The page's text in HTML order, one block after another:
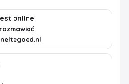
online